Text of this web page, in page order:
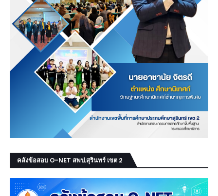
คลังข้อสอบ O-NET สพป.สุรินทร์ เขต 2